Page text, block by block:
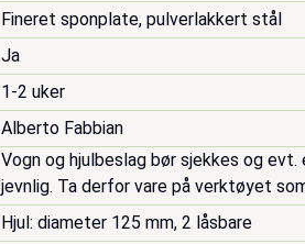
Fineret sponplate, pulverlakkert stål
Ja
1-2 uker
Alberto Fabbian
Vogn og hjulbeslag bør sjekkes og
jevnlig. Ta derfor vare på verktøyet
Hjul: diameter 125 mm, 2 låsbare